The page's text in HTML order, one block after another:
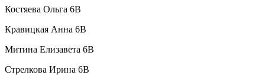
Костяева Ольга 6В
Кравицкая Анна 6В
Митина Елизавета 6В
Стрелкова Ирина 6В